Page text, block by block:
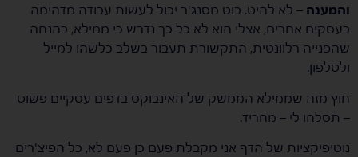
והמענה – לא להיט. בוט מסנג'ר יכול לעשות עבודה מדהימה
בעסקים אחרים, אצלי הוא לא כל כך נדרש כי ממילא, בהנחה
שהפנייה רלוונטית, התקשורת תעבור בשלב כלשהו למייל
ולטלפון.
חוץ מזה שממילא הממשק של האינבוקס בדפים עסקיים פשוט
– תסלחו לי – מחריד.
נוטיפיקציות של הדף אני מקבלת פעם כן פעם לא, כל הפיצ'רים